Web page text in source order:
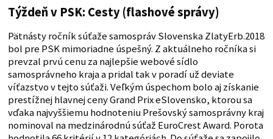
Týždeň v PSK: Cesty (flashové správy)
Pätnásty ročník súťaže samospráv Slovenska ZlatyErb.2018
bol pre PSK mimoriadne úspešný. Z aktuálneho ročníka si
prevzal prvú cenu za najlepšie webové sídlo
samosprávneho kraja a pridal tak v poradí už deviate
víťazstvo v tejto súťaži. Veľkým úspechom bolo aj získanie
prestížnej hlavnej ceny Grand Prix eSlovensko, ktorou sa
vďaka najvyššiemu hodnoteniu Prešovský samosprávny kraj
nominoval na medzinárodnú súťaž EuroCrest Award. Porota